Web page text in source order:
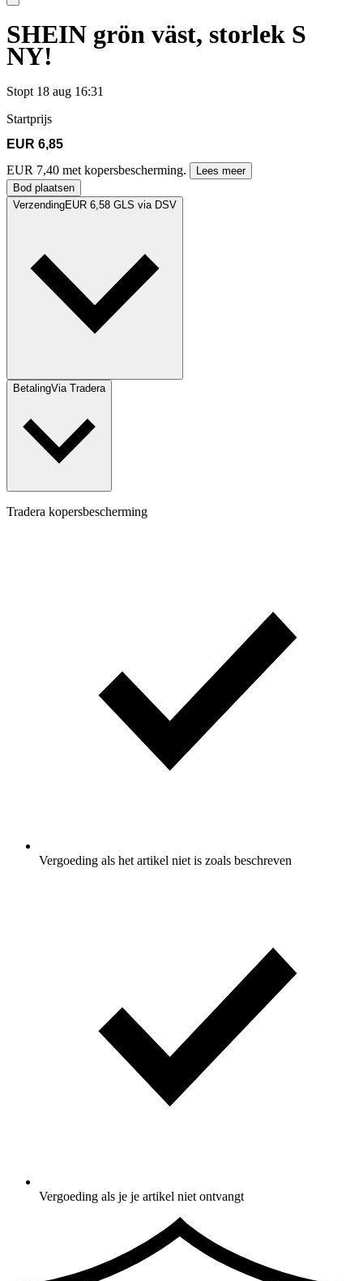
SHEIN grön väst, storlek S
NY!
Stopt 18 aug 16:31
Startprijs
EUR 6,85
EUR 7,40 met kopersbescherming.
Lees meer
Bod plaatsen
VerzendingEUR 6,58 GLS via DSV
BetalingVia Tradera
Tradera kopersbescherming
Vergoeding als het artikel niet is zoals beschreven
Vergoeding als je je artikel niet ontvangt